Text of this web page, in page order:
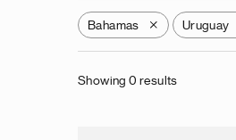
Bahamas X Uruguay
Showing 0 results